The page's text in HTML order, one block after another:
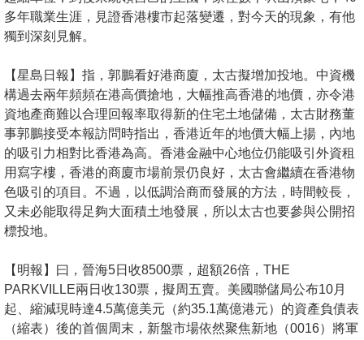
客
地
產
新
聞
數
據
公
佈
業
手
冊
多年職業生涯，見證香港樓市起落變遷，對今天的現象，有他
獨到深刻見解。
【星島日報】指，郭鵬看好港商廈，太古擬增加投地。中資機
構過去兩年頻頻在港高價搶地，大幅推高香港的地價，亦令港
資地產商難以合理回報率取得新的住宅土地儲備，太古財務董
事郭鵬接受本報訪問時指出，香港近年的地價大幅上揚，內地
的吸引力相對比香港為高。香港金融中心地位仍能吸引外資租
用寫字樓，香港的商廈市場前景仍良好，太古會繼續在香港物
色吸引的項目。不過，以低調洽商而發展的方法，時間較長，
又未必能取得足夠大面積土地發展，所以太古也要參與公開招
標投地。
【明報】曰，晉海5日收8500票，超額26倍，THE
PARKVILLE兩日收130票，擬周五賣。美國聯儲局公布10月
起、縮減現時達4.5萬億美元（約35.1萬億港元）的資產負債表
（縮表）後的首個周末，新盤市場依然聚焦新地（0016）將軍